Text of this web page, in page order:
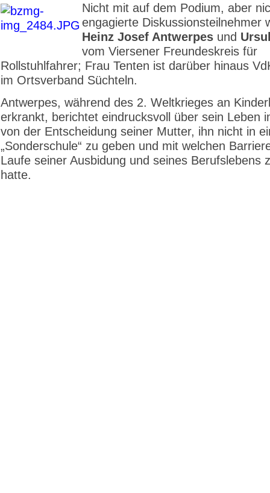
Nicht mit auf dem Podium, aber
engagierte Diskussionsteilnehmer
Heinz Josef Antwerpes und
vom Viersener Freundeskreis für
Rollstuhlfahrer; Frau Tenten ist darüber hinaus
im Ortsverband Süchteln.
Antwerpes, während des 2. Weltkrieges an
erkrankt, berichtet eindrucksvoll über sein Leben
von der Entscheidung seiner Mutter, ihn nicht in
„Sonderschule“ zu geben und mit welchen
Laufe seiner Ausbidung und seines Berufslebens
hatte.